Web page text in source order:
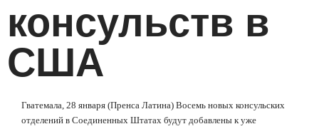
консульств в
США
Гватемала, 28 января (Пренса Латина) Восемь новых консульских
отделений в Соединенных Штатах будут добавлены к уже